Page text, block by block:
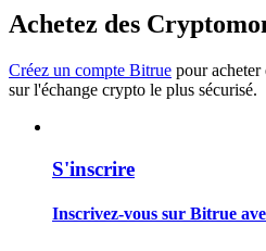
Analyse de mégadonnées, y
Achetez des
Créez un compte Bitrue pour acheter
sur l'échange crypto le plus sécurisé.
S'inscrire
Inscrivez-vous sur Bitrue